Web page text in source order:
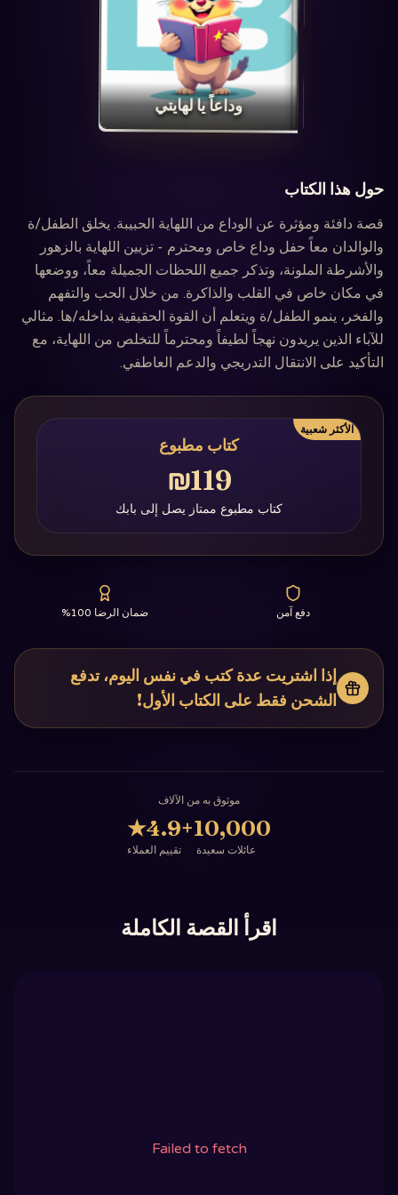
‏وداعاً يا لهايتي‏
حول هذا الكتاب
قصة دافئة ومؤثرة عن الوداع من اللهاية الحبيبة. يخلق الطفل/ة
والوالدان معاً حفل وداع خاص ومحترم - تزيين اللهاية بالزهور
والأشرطة الملونة، وتذكر جميع اللحظات الجميلة معاً، ووضعها
في مكان خاص في القلب والذاكرة. من خلال الحب والتفهم
والفخر، ينمو الطفل/ة ويتعلم أن القوة الحقيقية بداخله/ها. مثالي
للآباء الذين يريدون نهجاً لطيفاً ومحترماً للتخلص من اللهاية، مع
التأكيد على الانتقال التدريجي والدعم العاطفي.
الأكثر شعبية
كتاب مطبوع
₪119
كتاب مطبوع ممتاز يصل إلى بابك
دفع آمن ضمان الرضا 100%
إذا اشتريت عدة كتب في نفس اليوم، تدفع
الشحن فقط على الكتاب الأول!
موثوق به من الآلاف
10,000+
عائلات سعيدة
4.9
★
تقييم العملاء
اقرأ القصة الكاملة
Failed to fetch